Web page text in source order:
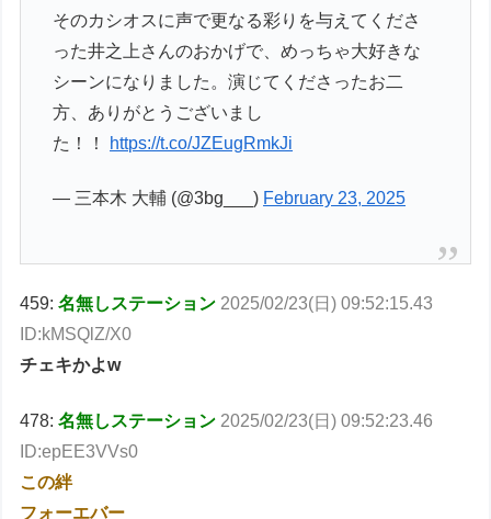
そのカシオスに声で更なる彩りを与えてくださ
った井之上さんのおかげで、めっちゃ大好きな
シーンになりました。演じてくださったお二
方、ありがとうございまし
た！！
https://t.co/JZEugRmkJi
— 三本木 大輔 (@3bg___) February 23, 2025
459:名無しステーション 2025/02/23(日) 09:52:15.43
ID:kMSQlZ/X0
チェキかよw
478:名無しステーション 2025/02/23(日) 09:52:23.46
ID:epEE3VVs0
この絆
フォーエバー